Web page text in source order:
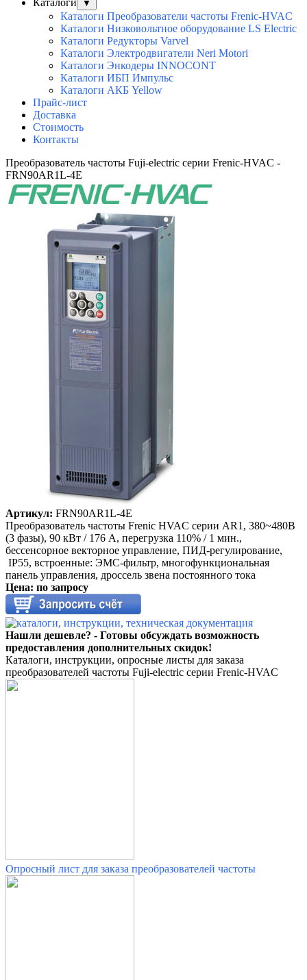
Каталоги ▼
Каталоги Преобразователи частоты Frenic-HVAC
Каталоги Низковольтное оборудование LS Electric
Каталоги Редукторы Varvel
Каталоги Электродвигатели Neri Motori
Каталоги Энкодеры INNOCONT
Каталоги ИБП Импульс
Каталоги АКБ Yellow
Прайс-лист
Доставка
Стоимость
Контакты
Преобразователь частоты Fuji-electric серии Frenic-HVAC -
FRN90AR1L-4E
Артикул: FRN90AR1L-4E
Преобразователь частоты Frenic HVAC серии AR1, 380~480B
(3 фазы), 90 кВт / 176 A, перегрузка 110% / 1 мин.,
бессенсорное векторное управление, ПИД-регулирование,
IP55, встроенные: ЭМС-фильтр, многофункциональная
панель управления, дроссель звена постоянного тока
Цена: по запросу
Нашли дешевле? - Готовы обсуждать возможность
предоставления дополнительных скидок!
Каталоги, инструкции, опросные листы для заказа
преобразователей частоты Fuji-electric серии Frenic-HVAC
Опросный лист для заказа преобразователей частоты